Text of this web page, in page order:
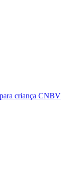
criança CNBV